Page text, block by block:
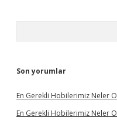
Son yorumlar
En Gerekli Hobilerimiz Neler
En Gerekli Hobilerimiz Neler